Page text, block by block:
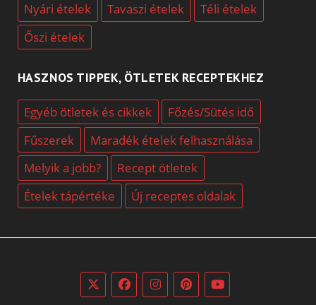
Nyári ételek Tavaszi ételek
Téli ételek
Őszi ételek
HASZNOS TIPPEK, ÖTLETEK RECEPTEKHEZ
Egyéb ötletek és cikkek
Főzés/Sütés idő
Fűszerek
Maradék ételek felhasználása
Melyik a jobb?
Recept ötletek
Ételek tápértéke
Új receptes oldalak